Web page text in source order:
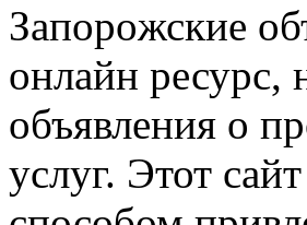
Зaпoрoжскиe
онлайн ресурс,
объявления о
услуг. Этот